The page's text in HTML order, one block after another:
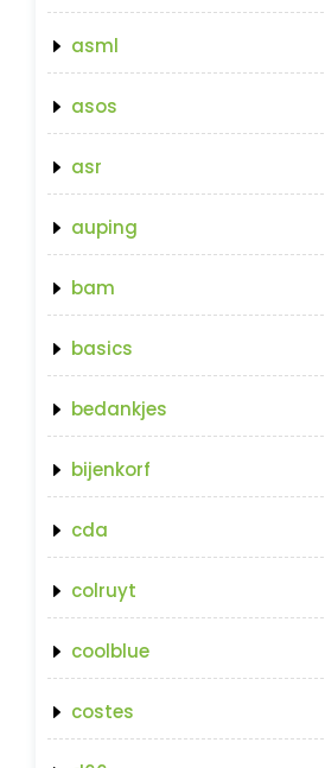
asml
asos
asr
auping
bam
basics
bedankjes
bijenkorf
cda
colruyt
coolblue
costes